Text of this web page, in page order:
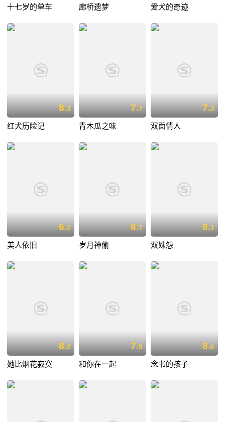
十七岁的单车 廊桥遗梦 爱犬的奇迹
8.3
红犬历险记
7.7
青木瓜之味
7.3
双面情人
6.2
美人依旧
8.7
岁月神偷
8.1
双姝怨
8.2
她比烟花寂寞
7.9
和你在一起
8.6
念书的孩子